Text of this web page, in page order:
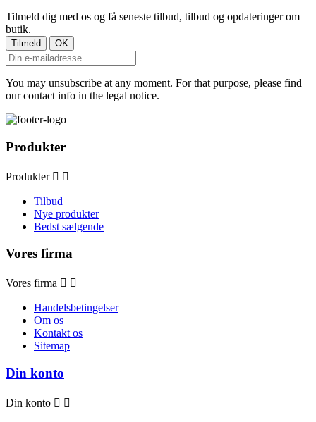
Tilmeld dig med os og få seneste tilbud, tilbud og opdateringer om
butik.
You may unsubscribe at any moment. For that purpose, please find
our contact info in the legal notice.
Produkter
Produkter  
Tilbud
Nye produkter
Bedst sælgende
Vores firma
Vores firma  
Handelsbetingelser
Om os
Kontakt os
Sitemap
Din konto
Din konto  